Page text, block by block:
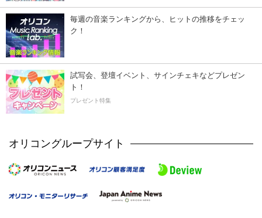
毎週の音楽ランキングから、ヒットの推移をチェッ
ク！
試写会、登壇イベント、サインチェキなどプレゼン
ト！
プレゼント特集
オリコングループサイト